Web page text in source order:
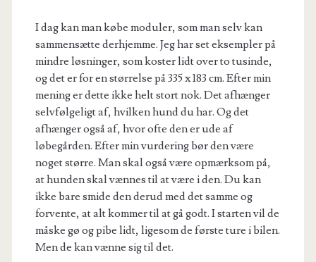
I dag kan man købe moduler, som man selv kan
sammensætte derhjemme. Jeg har set eksempler på
mindre løsninger, som koster lidt over to tusinde,
og det er for en størrelse på 335 x 183 cm. Efter min
mening er dette ikke helt stort nok. Det afhænger
selvfølgeligt af, hvilken hund du har. Og det
afhænger også af, hvor ofte den er ude af
løbegården. Efter min vurdering bør den være
noget større. Man skal også være opmærksom på,
at hunden skal vænnes til at være i den. Du kan
ikke bare smide den derud med det samme og
forvente, at alt kommer til at gå godt. I starten vil de
måske gø og pibe lidt, ligesom de første ture i bilen.
Men de kan vænne sig til det.